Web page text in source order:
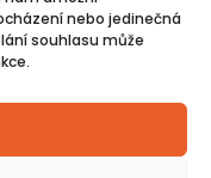
nebo jedinečná
souhlasu může